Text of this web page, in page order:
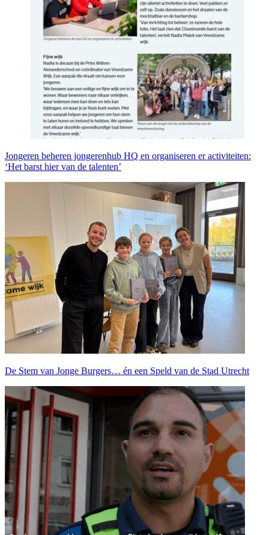
Jongeren beheren jongerenhub HQ en organiseren er activiteiten:
‘Het barst hier van de talenten’
De Stem van Jonge Burgers… én een Speld van de Stad Utrecht